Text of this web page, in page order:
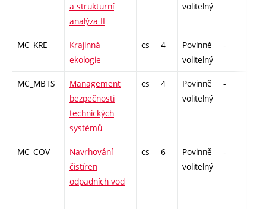
a strukturní
analýza II
volitelný
MC_KRE
Krajinná
ekologie
cs 4
Povinně
volitelný
-
MC_MBTS
Management
bezpečnosti
technických
systémů
cs 4
Povinně
volitelný
-
MC_COV
Navrhování
čistíren
odpadních vod
cs 6
Povinně
volitelný
-